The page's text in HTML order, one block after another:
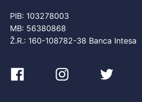
PIB: 103278003
MB: 56380868
Ž.R.: 160-108782-38 Banca Intesa